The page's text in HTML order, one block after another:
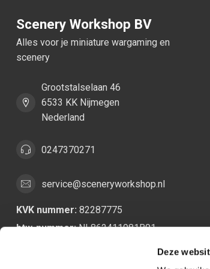
Deze
Scenery Workshop BV
Alles voor je miniature wargaming en
scenery
Grootstalselaan 46
6533 KK Nijmegen
Nederland
0247370271
service@sceneryworkshop.nl
KVK nummer: 82287775
btw-nummer:NL862411981B01